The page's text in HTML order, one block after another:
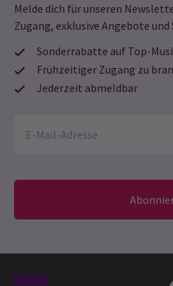
Melde dich für unseren
Zugang, exklusive Angebote
Sonderrabatte auf Top-
Frühzeitiger Zugang zu
Jederzeit abmeldbar